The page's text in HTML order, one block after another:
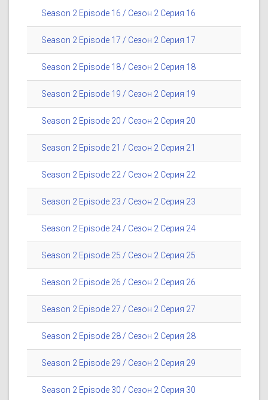
Season 2 Episode 16 / Сезон 2 Серия 16
Season 2 Episode 17 / Сезон 2 Серия 17
Season 2 Episode 18 / Сезон 2 Серия 18
Season 2 Episode 19 / Сезон 2 Серия 19
Season 2 Episode 20 / Сезон 2 Серия 20
Season 2 Episode 21 / Сезон 2 Серия 21
Season 2 Episode 22 / Сезон 2 Серия 22
Season 2 Episode 23 / Сезон 2 Серия 23
Season 2 Episode 24 / Сезон 2 Серия 24
Season 2 Episode 25 / Сезон 2 Серия 25
Season 2 Episode 26 / Сезон 2 Серия 26
Season 2 Episode 27 / Сезон 2 Серия 27
Season 2 Episode 28 / Сезон 2 Серия 28
Season 2 Episode 29 / Сезон 2 Серия 29
Season 2 Episode 30 / Сезон 2 Серия 30